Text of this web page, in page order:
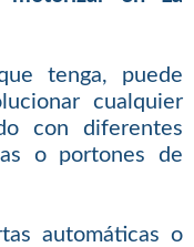
tenga, puede
cualquier
con diferentes
o portones de
automáticas o